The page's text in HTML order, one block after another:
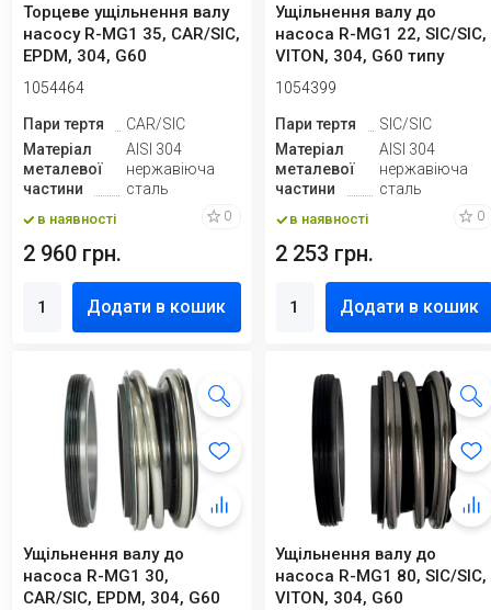
Торцеве ущільнення валу
насосу R-MG1 35, CAR/SIC,
EPDM, 304, G60
1054464
Пари тертя
CAR/SIC
Матеріал
металевої
частини
AISI 304
нержавіюча
сталь
в наявності 0
2 960 грн.
Додати в кошик
Ущільнення валу до
насоса R-MG1 22, SIC/SIC,
VITON, 304, G60 типу
AESSEAL B02...
1054399
Пари тертя
SIC/SIC
Матеріал
металевої
частини
AISI 304
нержавіюча
сталь
в наявності 0
2 253 грн.
Додати в кошик
Ущільнення валу до
насоса R-MG1 30,
CAR/SIC, EPDM, 304, G60
Ущільнення валу до
насоса R-MG1 80, SIC/SIC,
VITON, 304, G60